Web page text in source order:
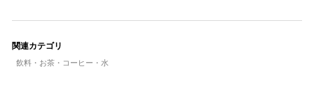
関連カテゴリ
飲料・お茶・コーヒー・水